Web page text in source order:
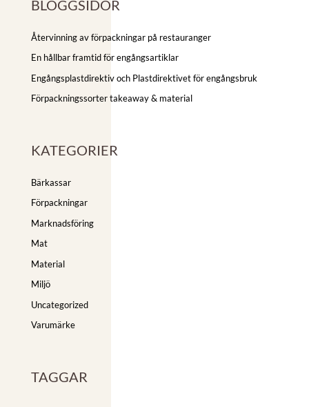
BLOGGSIDOR
Återvinning av förpackningar på restauranger
En hållbar framtid för engångsartiklar
Engångsplastdirektiv och Plastdirektivet för engångsbruk
Förpackningssorter takeaway & material
KATEGORIER
Bärkassar
Förpackningar
Marknadsföring
Mat
Material
Miljö
Uncategorized
Varumärke
TAGGAR